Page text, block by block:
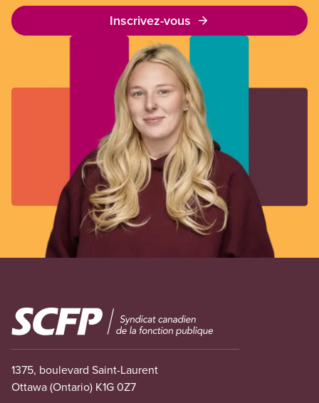
Inscrivez-vous
Image
1375, boulevard Saint-Laurent
Ottawa (Ontario) K1G 0Z7